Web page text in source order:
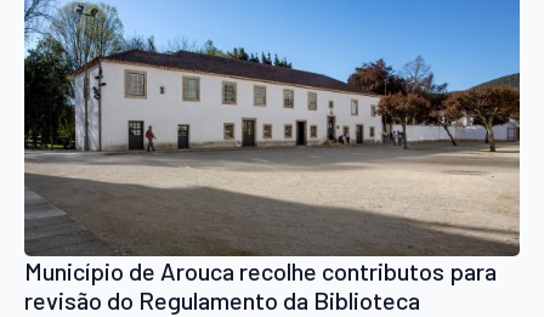
Município de Arouca recolhe contributos para
revisão do Regulamento da Biblioteca